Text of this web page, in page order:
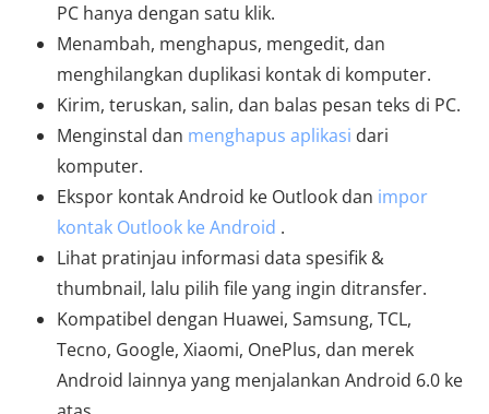
PC hanya dengan satu klik.
Menambah, menghapus, mengedit, dan
menghilangkan duplikasi kontak di komputer.
Kirim, teruskan, salin, dan balas pesan teks di PC.
Menginstal dan menghapus aplikasi dari
komputer.
Ekspor kontak Android ke Outlook dan impor
kontak Outlook ke Android .
Lihat pratinjau informasi data spesifik &
thumbnail, lalu pilih file yang ingin ditransfer.
Kompatibel dengan Huawei, Samsung, TCL,
Tecno, Google, Xiaomi, OnePlus, dan merek
Android lainnya yang menjalankan Android 6.0 ke